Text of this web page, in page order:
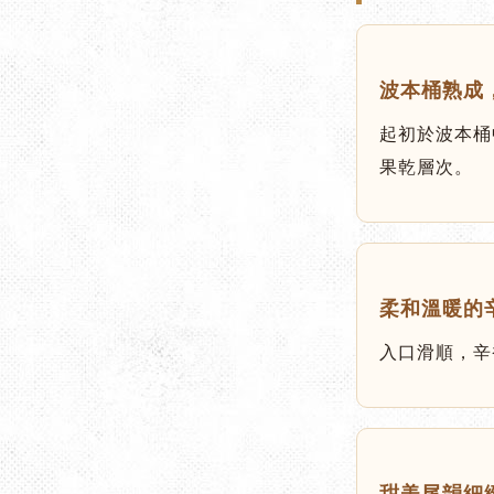
波本桶熟成
起初於波本
果乾層次。
柔和溫暖的
入口滑順，